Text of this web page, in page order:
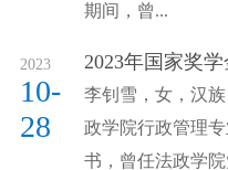
期间，曾...
2023
10-
28
2023年国家奖
李钊雪，女，汉
政学院行政管理
书，曾任法政学